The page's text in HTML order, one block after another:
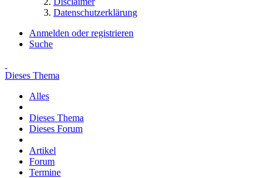
Datenschutzerklärung
Anmelden oder registrieren
Suche
Dieses Thema
Alles
Dieses Thema
Dieses Forum
Artikel
Forum
Termine